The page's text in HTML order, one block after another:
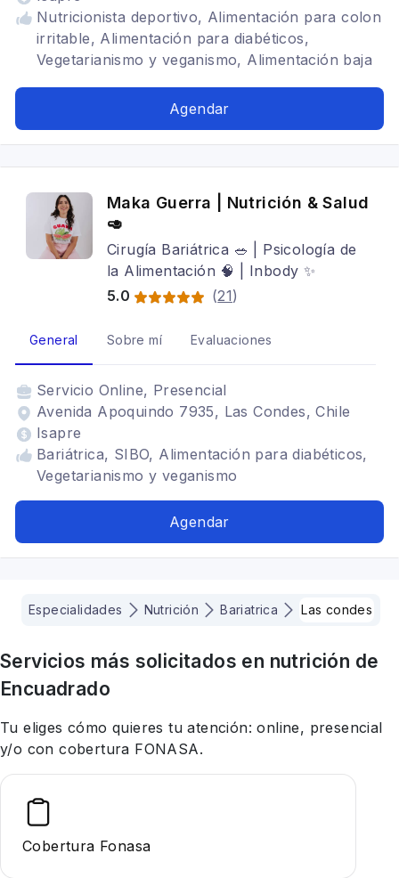
Nutricionista deportivo, Alimentación para colon
irritable, Alimentación para diabéticos,
Vegetarianismo y veganismo, Alimentación baja
Trastornos alimenticios TCA, Alimentación para
Alimentacion con hipotiroidismo, SIBO,
Bariatrica, Alimentacion para gastritis,
Alimentación en el adulto mayor, metabolismo,
alimentación consciente
Agendar
Maka Guerra | Nutrición & Salud
🥑
Cirugía Bariátrica 🥗 | Psicología de
la Alimentación 🧠 | Inbody ✨
5.0
(21)
General Sobre mí Evaluaciones
Servicio Online, Presencial
Avenida Apoquindo 7935, Las Condes, Chile
Isapre
Bariátrica, SIBO, Alimentación para diabéticos,
Vegetarianismo y veganismo
Agendar
Especialidades Nutrición Bariatrica Las condes
Servicios más solicitados en nutrición de
Encuadrado
Tu eliges cómo quieres tu atención: online, presencial
y/o con cobertura FONASA.
Cobertura Fonasa